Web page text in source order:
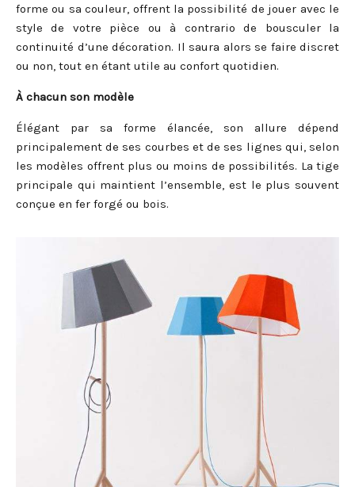
forme ou sa couleur, offrent la possibilité de jouer avec le
style de votre pièce ou à contrario de bousculer la
continuité d’une décoration. Il saura alors se faire discret
ou non, tout en étant utile au confort quotidien.
À chacun son modèle
Élégant par sa forme élancée, son allure dépend
principalement de ses courbes et de ses lignes qui, selon
les modèles offrent plus ou moins de possibilités. La tige
principale qui maintient l’ensemble, est le plus souvent
conçue en fer forgé ou bois.